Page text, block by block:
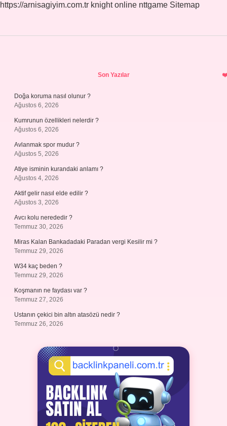
https://arnisagiyim.com.tr knight online nttgame Sitemap
Son Yazılar
Doğa koruma nasıl olunur ?
Ağustos 6, 2026
Kumrunun özellikleri nelerdir ?
Ağustos 6, 2026
Avlanmak spor mudur ?
Ağustos 5, 2026
Atiye isminin kurandaki anlamı ?
Ağustos 4, 2026
Aktif gelir nasıl elde edilir ?
Ağustos 3, 2026
Avcı kolu nerededir ?
Temmuz 30, 2026
Miras Kalan Bankadadaki Paradan vergi Kesilir mi ?
Temmuz 29, 2026
W34 kaç beden ?
Temmuz 29, 2026
Koşmanın ne faydası var ?
Temmuz 27, 2026
Ustanın çekici bin altın atasözü nedir ?
Temmuz 26, 2026